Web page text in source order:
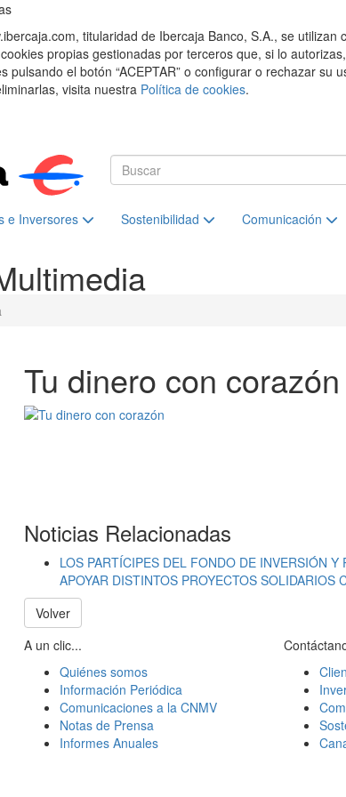
titularidad de Ibercaja Banco, S.A., se
propias gestionadas por terceros que, si lo
pulsando el botón “ACEPTAR” o configurar o rechazar su
visita nuestra Política de cookies.
e Inversores Sostenibilidad Comunicación
Tu dinero con corazón
Noticias Relacionadas
LOS PARTÍCIPES DEL FONDO DE INVERSIÓN
APOYAR DISTINTOS PROYECTOS SOLIDARIOS
Volver
A un clic...
Quiénes somos
Información Periódica
Comunicaciones a la CNMV
Notas de Prensa
Informes Anuales